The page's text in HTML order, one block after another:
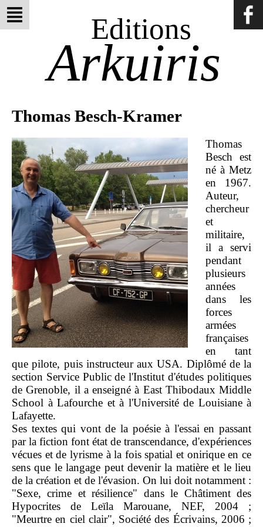
Editions
Arkuiris
Thomas Besch-Kramer
Thomas
Besch est
né à Metz
en 1967.
Auteur,
chercheur
et
militaire,
il a servi
pendant
plusieurs
années
dans les
forces
armées
françaises
en tant
que pilote, puis instructeur aux USA. Diplômé de la
section Service Public de l'Institut d'études politiques
de Grenoble, il a enseigné à East Thibodaux Middle
School à Lafourche et à l'Université de Louisiane à
Lafayette.
Ses textes qui vont de la poésie à l'essai en passant
par la fiction font état de transcendance, d'expériences
vécues et de lyrisme à la fois spatial et onirique en ce
sens que le langage peut devenir la matière et le lieu
de la création et de l'évasion. On lui doit notamment :
"Sexe, crime et résilience" dans le Châtiment des
Hypocrites de Leïla Marouane, NEF, 2004 ;
"Meurtre en ciel clair", Société des Écrivains, 2006 ;